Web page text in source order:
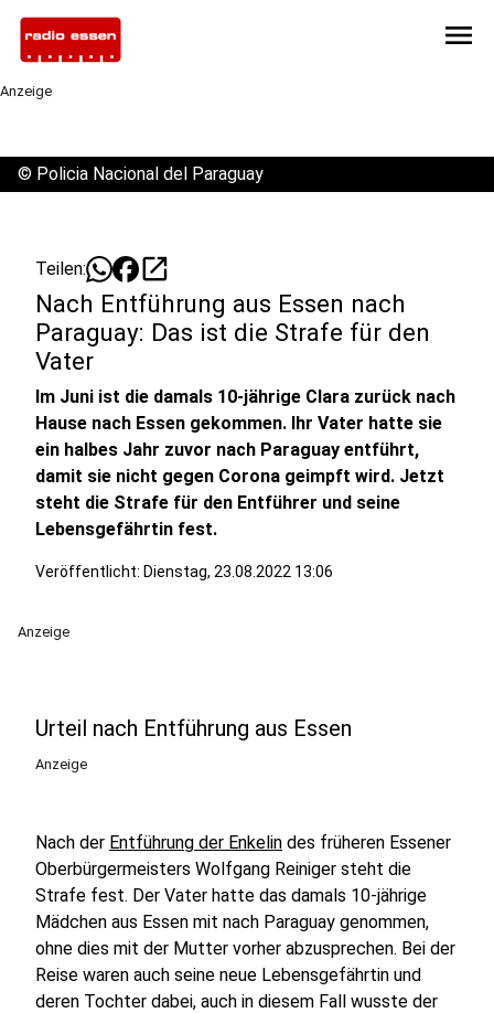
menu
Anzeige
© Policia Nacional del Paraguay
Teilen: open_in_new
Nach Entführung aus Essen nach
Paraguay: Das ist die Strafe für den
Vater
Im Juni ist die damals 10-jährige Clara zurück nach
Hause nach Essen gekommen. Ihr Vater hatte sie
ein halbes Jahr zuvor nach Paraguay entführt,
damit sie nicht gegen Corona geimpft wird. Jetzt
steht die Strafe für den Entführer und seine
Lebensgefährtin fest.
Veröffentlicht: Dienstag, 23.08.2022 13:06
Anzeige
Urteil nach Entführung aus Essen
Anzeige
Nach der Entführung der Enkelin des früheren Essener
Oberbürgermeisters Wolfgang Reiniger steht die
Strafe fest. Der Vater hatte das damals 10-jährige
Mädchen aus Essen mit nach Paraguay genommen,
ohne dies mit der Mutter vorher abzusprechen. Bei der
Reise waren auch seine neue Lebensgefährtin und
deren Tochter dabei, auch in diesem Fall wusste der